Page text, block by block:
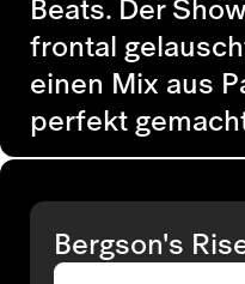
frontal
einen Mix aus
perfekt
Bergson's